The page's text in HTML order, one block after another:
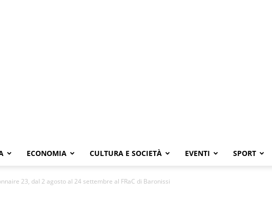
ECONOMIA CULTURA E SOCIETÀ EVENTI SPORT
23, dal 2 agosto al 24 settembre al FRaC di Baronissi